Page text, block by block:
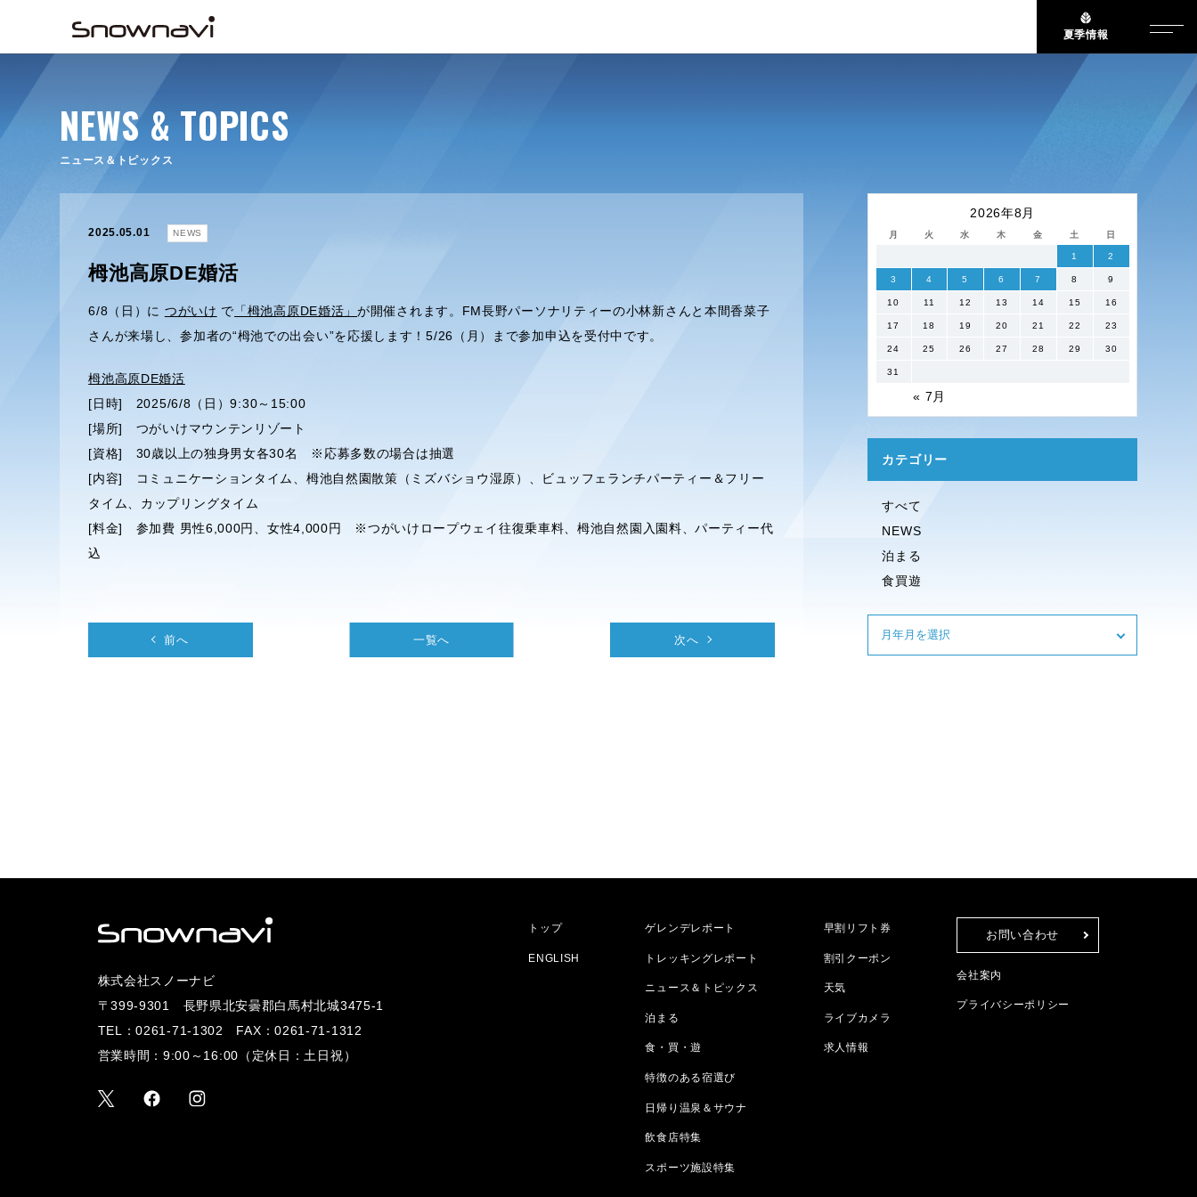
夏季情報
NEWS & TOPICS
ニュース＆トピックス
2025.05.01 NEWS
栂池高原DE婚活
6/8（日）に つがいけ で 「栂池高原DE婚活」が開催されます。FM長野パーソナリティーの小林新さんと本間香菜子
さんが来場し、参加者の“栂池での出会い”を応援します！5/26（月）まで参加申込を受付中です。
栂池高原DE婚活
[日時] 2025/6/8（日）9:30～15:00
[場所] つがいけマウンテンリゾート
[資格] 30歳以上の独身男女各30名 ※応募多数の場合は抽選
[内容] コミュニケーションタイム、栂池自然園散策（ミズバショウ湿原）、ビュッフェランチパーティー＆フリー
タイム、カップリングタイム
[料金] 参加費 男性6,000円、女性4,000円 ※つがいけロープウェイ往復乗車料、栂池自然園入園料、パーティー代
込
前へ 一覧へ 次へ
2026年8月
月 火 水 木 金 土 日
« 7月
1 2
3 4 5 6 7 8 9
10 11 12 13 14 15 16
17 18 19 20 21 22 23
24 25 26 27 28 29 30
31
カテゴリー
すべて
NEWS
泊まる
食買遊
トップ
ENGLISH
ゲレンデレポート
トレッキングレポート
ニュース＆トピックス
泊まる
食・買・遊
特徴のある宿選び
日帰り温泉＆サウナ
飲食店特集
スポーツ施設特集
早割リフト券
割引クーポン
天気
ライブカメラ
求人情報
お問い合わせ
会社案内
プライバシーポリシー
株式会社スノーナビ
〒399-9301 長野県北安曇郡白馬村北城3475-1
TEL：0261-71-1302
FAX：0261-71-1312
営業時間：9:00～16:00（定休日：土日祝）